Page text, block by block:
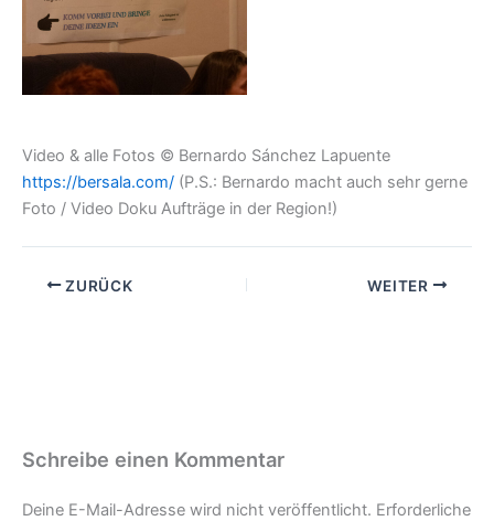
Video & alle Fotos © Bernardo Sánchez Lapuente
https://bersala.com/ (P.S.: Bernardo macht auch sehr gerne
Foto / Video Doku Aufträge in der Region!)
ZURÜCK WEITER
Schreibe einen Kommentar
Deine E-Mail-Adresse wird nicht veröffentlicht. Erforderliche